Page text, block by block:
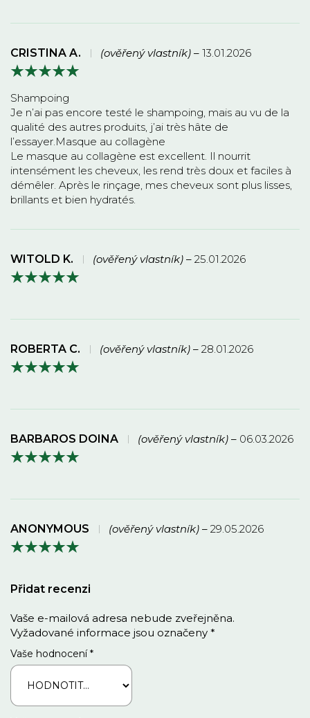
CRISTINA A. (ověřený vlastník) – 13.01.2026
Shampoing
Je n’ai pas encore testé le shampoing, mais au vu de la
qualité des autres produits, j’ai très hâte de
l’essayer.Masque au collagène
Le masque au collagène est excellent. Il nourrit
intensément les cheveux, les rend très doux et faciles à
démêler. Après le rinçage, mes cheveux sont plus lisses,
brillants et bien hydratés.
WITOLD K. (ověřený vlastník) – 25.01.2026
ROBERTA C. (ověřený vlastník) – 28.01.2026
BARBAROS DOINA (ověřený vlastník) – 06.03.2026
ANONYMOUS (ověřený vlastník) – 29.05.2026
Přidat recenzi
Vaše e-mailová adresa nebude zveřejněna.
Vyžadované informace jsou označeny *
Vaše hodnocení*